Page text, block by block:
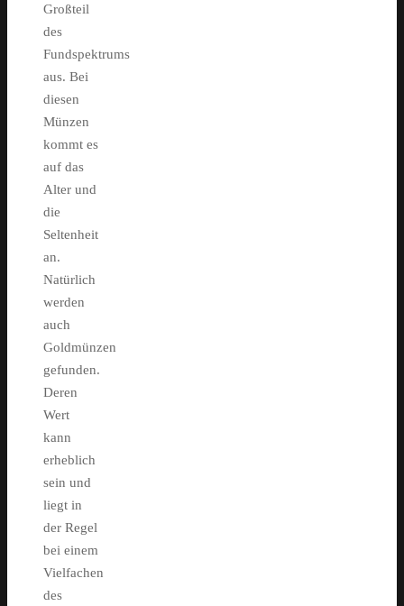
Großteil
des
Fundspektrums
aus. Bei
diesen
Münzen
kommt es
auf das
Alter und
die
Seltenheit
an.
Natürlich
werden
auch
Goldmünzen
gefunden.
Deren
Wert
kann
erheblich
sein und
liegt in
der Regel
bei einem
Vielfachen
des